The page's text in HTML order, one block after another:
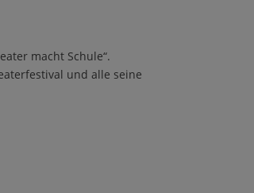
macht Schule“.
und alle seine